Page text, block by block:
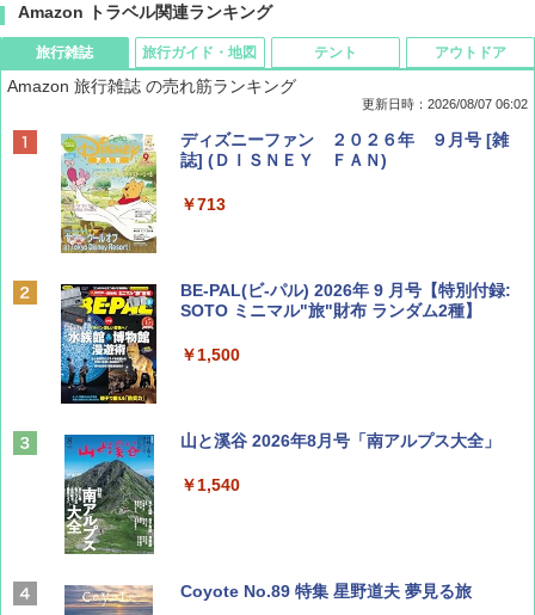
Amazon トラベル関連ランキング
旅行雑誌
Amazon 旅行雑誌 の売れ筋ランキング
更新日時：2026/08/07 06:02
ディズニーファン ２０２６年 ９月号 [雑
誌] (ＤＩＳＮＥＹ ＦＡＮ)
￥713
BE-PAL(ビ-パル) 2026年 9 月号【特別付録:
SOTO ミニマル"旅"財布 ランダム2種】
￥1,500
山と溪谷 2026年8月号「南アルプス大全」
￥1,540
Coyote No.89 特集 星野道夫 夢見る旅
旅行ガイド・地図 テント アウトドア